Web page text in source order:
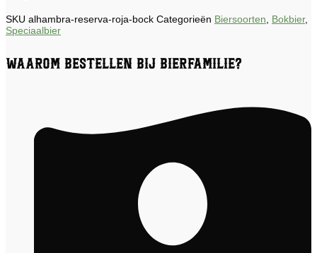
SKU alhambra-reserva-roja-bock Categorieën Biersoorten Bokbier,
Speciaalbier
Waarom bestellen bij Bierfamilie?